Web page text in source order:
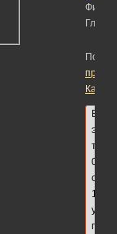
Фильм
Глеб»
В
этой
теме
0
1